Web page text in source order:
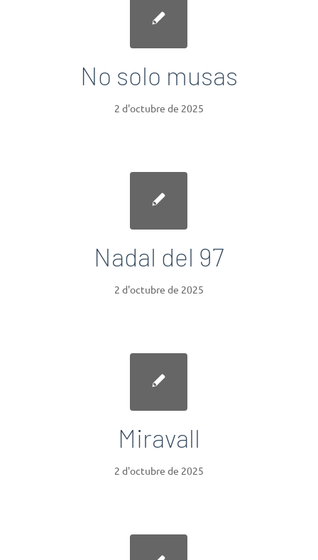
No solo musas
2 d'octubre de 2025
Nadal del 97
2 d'octubre de 2025
Miravall
2 d'octubre de 2025